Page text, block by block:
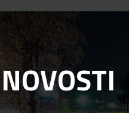
NOVOSTI